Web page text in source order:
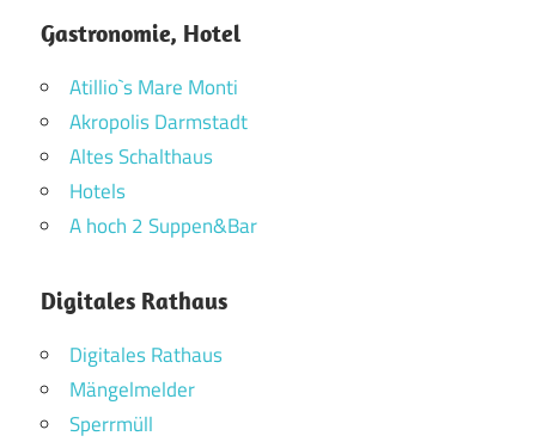
Gastronomie, Hotel
Atillio`s Mare Monti
Akropolis Darmstadt
Altes Schalthaus
Hotels
A hoch 2 Suppen&Bar
Digitales Rathaus
Digitales Rathaus
Mängelmelder
Sperrmüll